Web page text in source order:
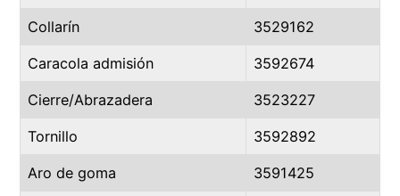
Collarín 3529162
Caracola admisión 3592674
Cierre/Abrazadera 3523227
Tornillo 3592892
Aro de goma 3591425